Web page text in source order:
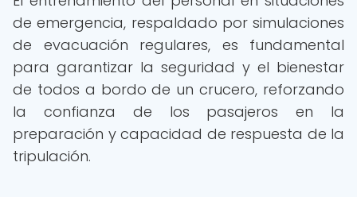
de emergencia, respaldado por simulaciones
de evacuación regulares, es fundamental
para garantizar la seguridad y el bienestar
de todos a bordo de un crucero, reforzando
la confianza de los pasajeros en la
preparación y capacidad de respuesta de la
tripulación.